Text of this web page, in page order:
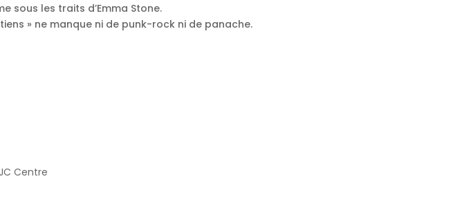
sous les traits d’Emma Stone.
» ne manque ni de punk-rock ni de panache.
Centre